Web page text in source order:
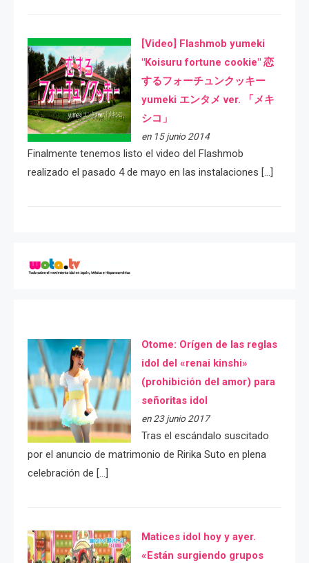
[Video] Flashmob yumeki
"Koisuru fortune cookie" 恋
するフォーチュンクッキー
yumeki エンタメ ver. 「メキ
シコ」
en 15 junio 2014
Finalmente tenemos listo el video del Flashmob
realizado el pasado 4 de mayo en las instalaciones […]
Otome: Orígen de las reglas
idol del «renai kinshi»
(prohibición del amor) para
señoritas idol
en 23 junio 2017
Tras el escándalo suscitado
por el anuncio de matrimonio de Ririka Suto en plena
celebración de […]
Matices idol hoy y ayer.
«Están surgiendo grupos